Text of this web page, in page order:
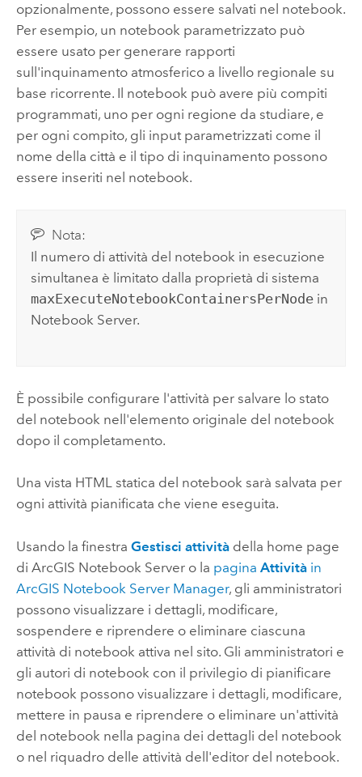
opzionalmente, possono essere salvati nel notebook.
Per esempio, un notebook parametrizzato può
essere usato per generare rapporti
sull'inquinamento atmosferico a livello regionale su
base ricorrente. Il notebook può avere più compiti
programmati, uno per ogni regione da studiare, e
per ogni compito, gli input parametrizzati come il
nome della città e il tipo di inquinamento possono
essere inseriti nel notebook.
Nota:
Il numero di attività del notebook in esecuzione
simultanea è limitato dalla proprietà di sistema
maxExecuteNotebookContainersPerNode in
Notebook Server.
È possibile configurare l'attività per salvare lo stato
del notebook nell'elemento originale del notebook
dopo il completamento.
Una vista HTML statica del notebook sarà salvata per
ogni attività pianificata che viene eseguita.
Usando la finestra Gestisci attivitàdella home page
di ArcGIS Notebook Servero la pagina Attivitàin
ArcGIS Notebook ServerManager, gli amministratori
possono visualizzare i dettagli, modificare,
sospendere e riprendere o eliminare ciascuna
attività di notebook attiva nel sito. Gli amministratori e
gli autori di notebook con il privilegio di pianificare
notebook possono visualizzare i dettagli, modificare,
mettere in pausa e riprendere o eliminare un'attività
del notebook nella pagina dei dettagli del notebook
o nel riquadro delle attività dell'editor del notebook.